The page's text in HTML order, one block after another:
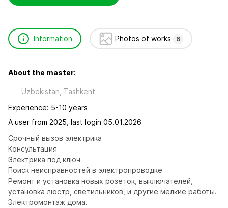
Information Photos of works 6
About the master:
Uzbekistan, Tashkent
Experience: 5-10 years
A user from 2025, last login 05.01.2026
Срочный вызов электрика
Консультация
Электрика под ключ
Поиск неисправностей в электропроводке
Ремонт и установка новых розеток, выключателей,
установка люстр, светильников, и другие мелкие работы.
Электромонтаж дома.